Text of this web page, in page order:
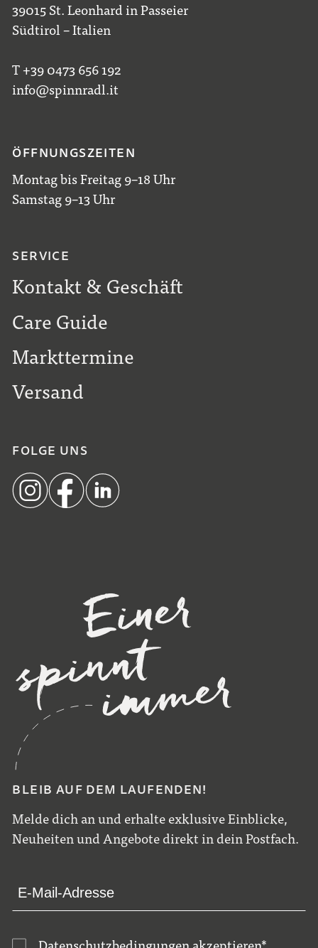
BLEIB AUF DEM LAUFENDEN!
Melde dich an und erhalte exklusive Einblicke,
Neuheiten und Angebote direkt in dein Postfach.
39015 St. Leonhard in Passeier
Südtirol – Italien
T +39 0473 656 192
info@spinnradl.it
ÖFFNUNGSZEITEN
Montag bis Freitag 9–18 Uhr
Samstag 9–13 Uhr
SERVICE
Kontakt & Geschäft
Care Guide
Markttermine
Versand
FOLGE UNS